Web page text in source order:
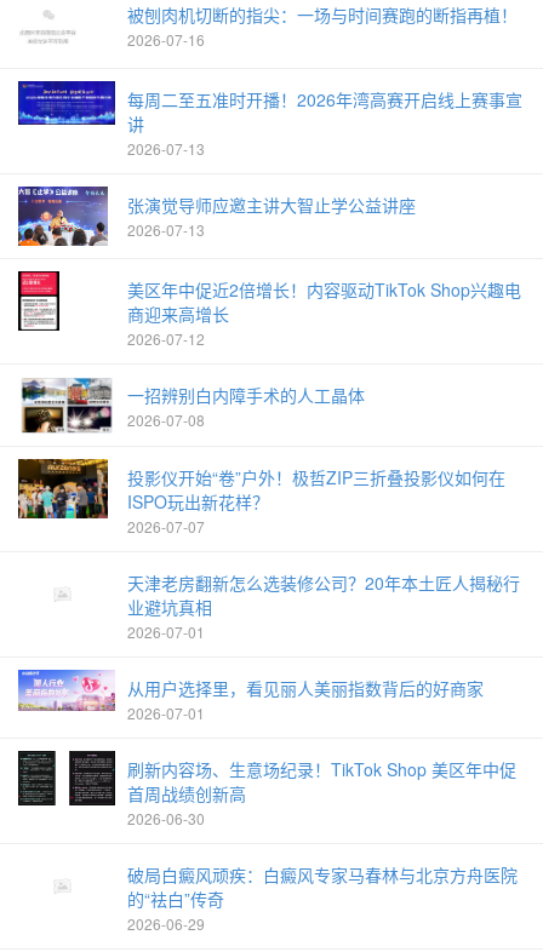
被刨肉机切断的指尖：一场与时间赛跑的断指再植！
2026-07-16
每周二至五准时开播！2026年湾高赛开启线上赛事宣
讲
2026-07-13
张演觉导师应邀主讲大智止学公益讲座
2026-07-13
美区年中促近2倍增长！内容驱动TikTok Shop兴趣电
商迎来高增长
2026-07-12
一招辨别白内障手术的人工晶体
2026-07-08
投影仪开始“卷”户外！极哲ZIP三折叠投影仪如何在
ISPO玩出新花样？
2026-07-07
天津老房翻新怎么选装修公司？20年本土匠人揭秘行
业避坑真相
2026-07-01
从用户选择里，看见丽人美丽指数背后的好商家
2026-07-01
刷新内容场、生意场纪录！TikTok Shop 美区年中促
首周战绩创新高
2026-06-30
破局白癜风顽疾：白癜风专家马春林与北京方舟医院
的“祛白”传奇
2026-06-29